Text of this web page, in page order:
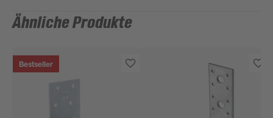
Ähnliche Produkte
Bestseller